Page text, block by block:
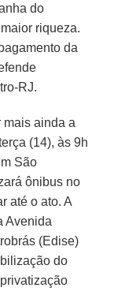
do
riqueza.
da
RJ.
mais ainda a
(14), às 9h
São
ônibus no
até o ato. A
Avenida
(Edise)
do